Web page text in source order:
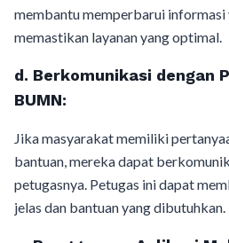
membantu memperbarui informasi
memastikan layanan yang optimal.
d. Berkomunikasi dengan
BUMN:
Jika masyarakat memiliki
bantuan, mereka dapat
petugasnya. Petugas ini dapat
jelas dan bantuan yang dibutuhkan.